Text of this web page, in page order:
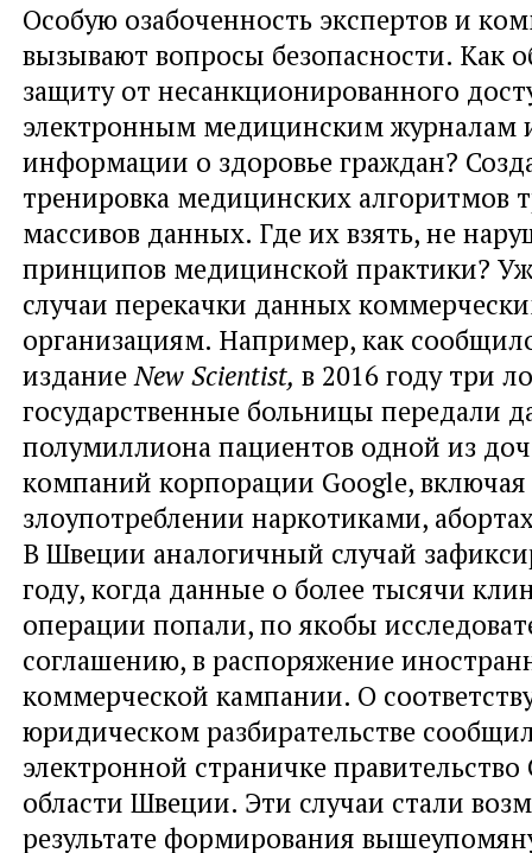
Особую озабоченность экспертов и
вызывают вопросы безопасности. Как
защиту от несанкционированного
электронным медицинским журналам
информации о здоровье граждан?
тренировка медицинских алгоритмов
массивов данных. Где их взять, не
принципов медицинской практики?
случаи перекачки данных
организациям. Например, как
изданиеNew Scientist, в 2016 году три
государственные больницы передали
полумиллиона пациентов одной из
компаний корпорации Google,
злоупотреблении наркотиками,
В Швеции аналогичный случай
году, когда данные о более тысячи
операции попали, по якобы
соглашению, в распоряжение
коммерческой кампании. О
юридическом разбирательстве
электронной страничке
области Швеции. Эти случаи стали
результате формирования